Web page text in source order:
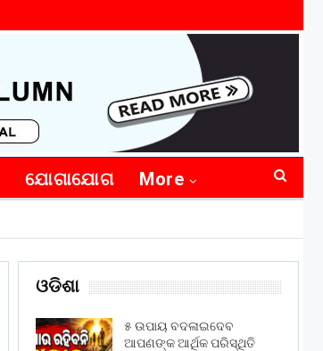
ଯୋଗାଯୋଗ More
ଓଡିଶା
୫ ଉପାୟ ବଦଳାଇଦେବ
ଆପଣଙ୍କ ଆର୍ଥିକ ପରିସ୍ଥିତି